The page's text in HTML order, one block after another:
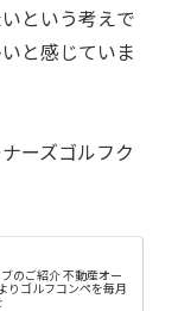
という考えで
と感じていま
ーズゴルフク
のご紹介 不動産オー
りゴルフコンペを毎月